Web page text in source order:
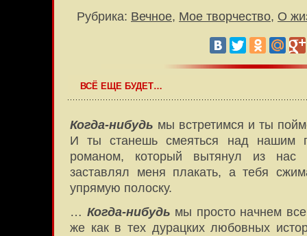
Рубрика: Вечное, Мое творчество, О
ВСЁ ЕЩЕ БУДЕТ…
Когда-нибудь мы встретимся и ты
И ты станешь смеяться над нашим
романом, который вытянул из нас
заставлял меня плакать, а тебя
упрямую полоску.
… Когда-нибудь мы просто начнем
же как в тех дурацких любовных